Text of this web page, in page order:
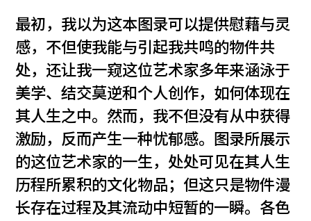
最初，我以为这本图录可以提供慰藉与灵
感，不但使我能与引起我共鸣的物件共
处，还让我一窥这位艺术家多年来涵泳于
美学、结交莫逆和个人创作，如何体现在
其人生之中。然而，我不但没有从中获得
激励，反而产生一种忧郁感。图录所展示
的这位艺术家的一生，处处可见在其人生
历程所累积的文化物品；但这只是物件漫
长存在过程及其流动中短暂的一瞬。各色